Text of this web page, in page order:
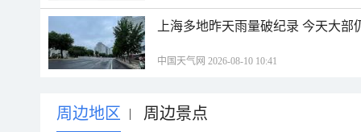
上海多地昨天雨量破纪录 今天大
中国天气网 2026-08-10 10:41
周边地区 | 周边景点